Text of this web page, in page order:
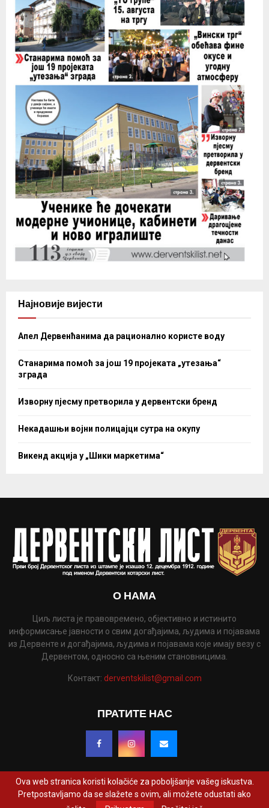
Најновије вијести
Апел Дервенћанима да рационално користе воду
Станарима помоћ за још 19 пројеката „утезања“
зграда
Изворну пјесму претворила у дервентски бренд
Некадашњи војни полицајци сутра на окупу
Викенд акција у „Шики маркетима“
О НАМА
Циљ листа је правовремено, објективно и истинито
информисање јавности о свим догађајима, људима и појавама
из Дервенте и догађајима, људима и појавама које имају везу с
Дервентом, односно са њеним становницима.
Контакт: derventskilist@gmail.com
ПРАТИТЕ НАС
@2022 - www.derventskilist.net. Сва права задржана. Дизајнирао и развио
Ova web stranica koristi kolačiće za poboljšanje vašeg iskustva.
Pretpostavljamo da se slažete s ovim, ali možete odustati ako